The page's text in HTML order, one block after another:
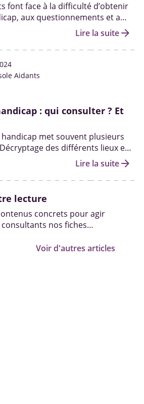
font face à la difficulté d’obtenir
aux questionnements et au
Lire la suitearrow_forward
Aidants
: qui consulter ? Et
met souvent plusieurs
des différents lieux et
diagnostiquer un handicap.
Lire la suitearrow_forward
lecture
concrets pour agir
nos fiches
Voir d'autres articles